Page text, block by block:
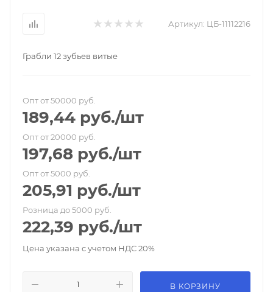
Артикул: ЦБ-11112216
Грабли 12 зубьев витые
Опт от 50000 руб.
189,44 руб./шт
Опт от 20000 руб.
197,68 руб./шт
Опт от 5000 руб.
205,91 руб./шт
Розница до 5000 руб.
222,39 руб./шт
Цена указана с учетом НДС 20%
В КОРЗИНУ